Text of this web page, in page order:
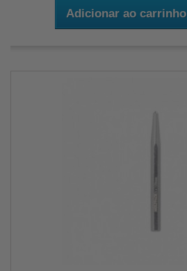
Adicionar ao carrinho